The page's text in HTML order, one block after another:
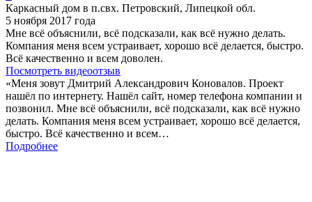
Каркасный дом в п.свх. Петровский, Липецкой обл.
5 ноября 2017 года
Мне всё объяснили, всё подсказали, как всё нужно делать.
Компания меня всем устраивает, хорошо всё делается, быстро.
Всё качественно и всем доволен.
Посмотреть видеоотзыв
«Меня зовут Дмитрий Александрович Коновалов. Проект
нашёл по интернету. Нашёл сайт, номер телефона компании и
позвонил. Мне всё объяснили, всё подсказали, как всё нужно
делать. Компания меня всем устраивает, хорошо всё делается,
быстро. Всё качественно и всем…
Подробнее